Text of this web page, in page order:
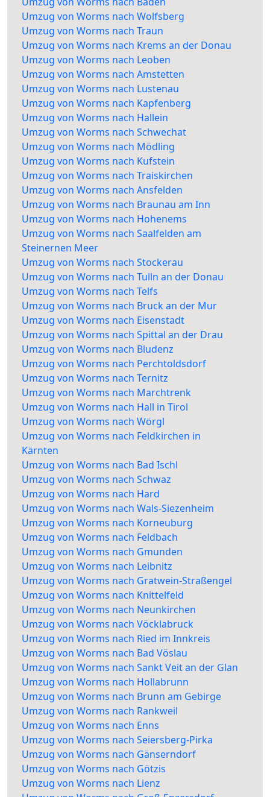
Umzug von Worms nach Wolfsberg
Umzug von Worms nach Traun
Umzug von Worms nach Krems an der Donau
Umzug von Worms nach Leoben
Umzug von Worms nach Amstetten
Umzug von Worms nach Lustenau
Umzug von Worms nach Kapfenberg
Umzug von Worms nach Hallein
Umzug von Worms nach Schwechat
Umzug von Worms nach Mödling
Umzug von Worms nach Kufstein
Umzug von Worms nach Traiskirchen
Umzug von Worms nach Ansfelden
Umzug von Worms nach Braunau am Inn
Umzug von Worms nach Hohenems
Umzug von Worms nach Saalfelden am
Steinernen Meer
Umzug von Worms nach Stockerau
Umzug von Worms nach Tulln an der Donau
Umzug von Worms nach Telfs
Umzug von Worms nach Bruck an der Mur
Umzug von Worms nach Eisenstadt
Umzug von Worms nach Spittal an der Drau
Umzug von Worms nach Bludenz
Umzug von Worms nach Perchtoldsdorf
Umzug von Worms nach Ternitz
Umzug von Worms nach Marchtrenk
Umzug von Worms nach Hall in Tirol
Umzug von Worms nach Wörgl
Umzug von Worms nach Feldkirchen in
Kärnten
Umzug von Worms nach Bad Ischl
Umzug von Worms nach Schwaz
Umzug von Worms nach Hard
Umzug von Worms nach Wals-Siezenheim
Umzug von Worms nach Korneuburg
Umzug von Worms nach Feldbach
Umzug von Worms nach Gmunden
Umzug von Worms nach Leibnitz
Umzug von Worms nach Gratwein-Straßengel
Umzug von Worms nach Knittelfeld
Umzug von Worms nach Neunkirchen
Umzug von Worms nach Vöcklabruck
Umzug von Worms nach Ried im Innkreis
Umzug von Worms nach Bad Vöslau
Umzug von Worms nach Sankt Veit an der Glan
Umzug von Worms nach Hollabrunn
Umzug von Worms nach Brunn am Gebirge
Umzug von Worms nach Rankweil
Umzug von Worms nach Enns
Umzug von Worms nach Seiersberg-Pirka
Umzug von Worms nach Gänserndorf
Umzug von Worms nach Götzis
Umzug von Worms nach Lienz